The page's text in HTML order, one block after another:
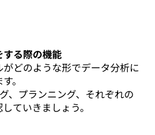
る際の機能
どのような形でデータ分析に
。
、プランニング、それぞれの
ていきましょう。